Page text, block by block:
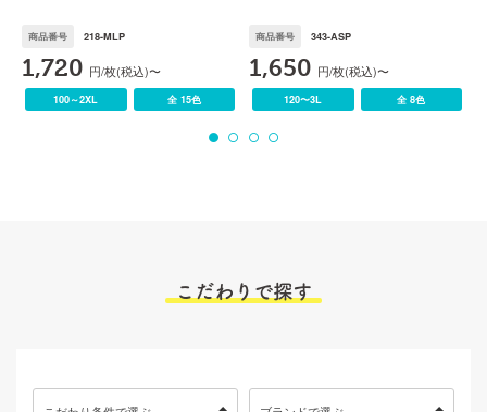
商品番号 218-MLP
1,720 円/枚(税込)〜
100～2XL 全 15色
商品番号 343-ASP
1,650 円/枚(税込)〜
120〜3L 全 8色
こだわりで探す